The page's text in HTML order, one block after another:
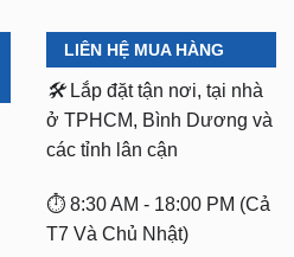
LIÊN HỆ MUA HÀNG
🛠️ Lắp đặt tận nơi, tại nhà
ở TPHCM, Bình Dương và
các tỉnh lân cận
⏱️ 8:30 AM - 18:00 PM (Cả
T7 Và Chủ Nhật)